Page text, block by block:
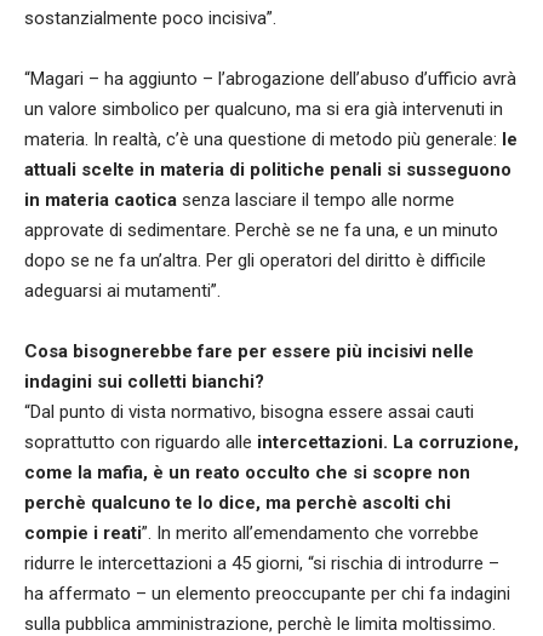
sostanzialmente poco incisiva”.
“Magari – ha aggiunto – l’abrogazione dell’abuso d’ufficio avrà
un valore simbolico per qualcuno, ma si era già intervenuti in
materia. In realtà, c’è una questione di metodo più generale: le
attuali scelte in materia di politiche penali si susseguono
in materia caotica senza lasciare il tempo alle norme
approvate di sedimentare. Perchè se ne fa una, e un minuto
dopo se ne fa un’altra. Per gli operatori del diritto è difficile
adeguarsi ai mutamenti”.
Cosa bisognerebbe fare per essere più incisivi nelle
indagini sui colletti bianchi?
“Dal punto di vista normativo, bisogna essere assai cauti
soprattutto con riguardo alle intercettazioni. La corruzione,
come la mafia, è un reato occulto che si scopre non
perchè qualcuno te lo dice, ma perchè ascolti chi
compie i reati”. In merito all’emendamento che vorrebbe
ridurre le intercettazioni a 45 giorni, “si rischia di introdurre –
ha affermato – un elemento preoccupante per chi fa indagini
sulla pubblica amministrazione, perchè le limita moltissimo.